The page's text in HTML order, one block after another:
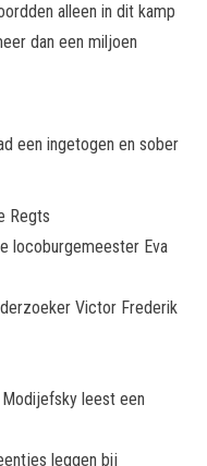
alleen in dit kamp
dan een miljoen
een ingetogen en sober
Regts
locoburgemeester Eva
Victor Frederik
leest een
leggen bij